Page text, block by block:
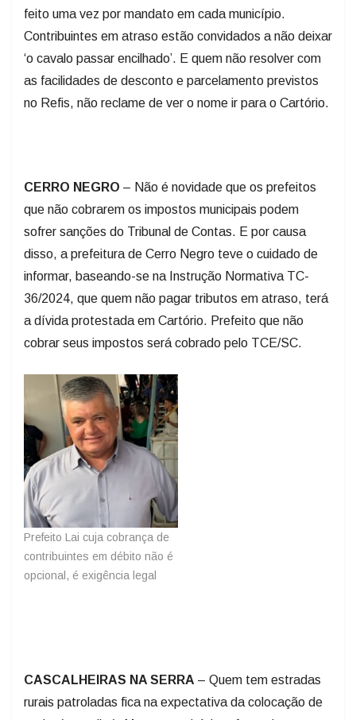
feito uma vez por mandato em cada município.
Contribuintes em atraso estão convidados a não deixar
‘o cavalo passar encilhado’. E quem não resolver com
as facilidades de desconto e parcelamento previstos
no Refis, não reclame de ver o nome ir para o Cartório.
CERRO NEGRO – Não é novidade que os prefeitos
que não cobrarem os impostos municipais podem
sofrer sanções do Tribunal de Contas. E por causa
disso, a prefeitura de Cerro Negro teve o cuidado de
informar, baseando-se na Instrução Normativa TC-
36/2024, que quem não pagar tributos em atraso, terá
a dívida protestada em Cartório. Prefeito que não
cobrar seus impostos será cobrado pelo TCE/SC.
Prefeito Lai cuja cobrança de
contribuintes em débito não é
opcional, é exigência legal
CASCALHEIRAS NA SERRA – Quem tem estradas
rurais patroladas fica na expectativa da colocação de